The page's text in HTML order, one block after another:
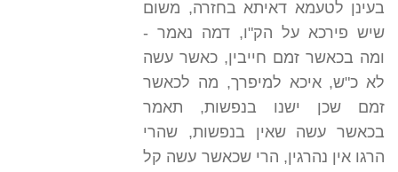
בעינן לטעמא דאיתא בחזרה, משום
שיש פירכא על הק"ו, דמה נאמר -
ומה בכאשר זמם חייבין, כאשר עשה
לא כ"ש, איכא למיפרך, מה לכאשר
זמם שכן ישנו בנפשות, תאמר
בכאשר עשה שאין בנפשות, שהרי
הרגו אין נהרגין, הרי שכאשר עשה קל